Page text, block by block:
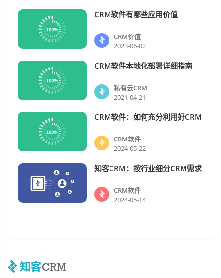
CRM软件有哪些应用价值
CRM价值
2023-06-02
私有云CRM CRM软件本地化部署详细指南
私有云CRM
2021-04-21
CRM软件：如何充分利用好CRM
CRM软件
2024-05-22
知客CRM：按行业细分CRM需求
CRM软件
2024-05-14